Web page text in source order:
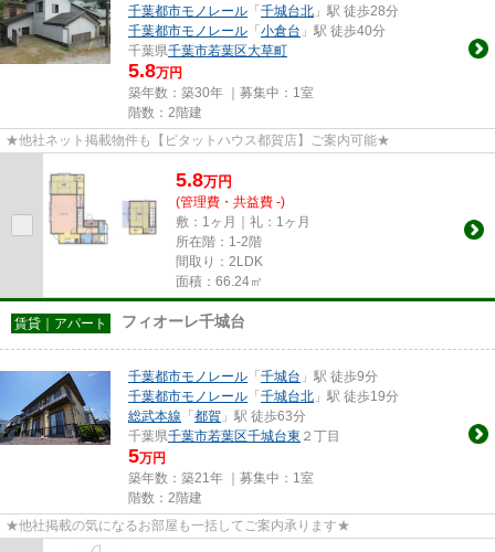
千葉都市モノレール 「 千城台北 」駅 徒歩28分
千葉都市モノレール 「 小倉台 」駅 徒歩40分
千葉県千葉市若葉区大草町
5.8万円
築年数：築30年 ｜募集中： 1室
階数：2階建
★他社ネット掲載物件も【ピタットハウス都賀店】ご案内可能★
5.8万円
(管理費・共益費 -)
敷：1ヶ月｜礼：1ヶ月
所在階：1-2階
間取り：2LDK
面積：66.24㎡
賃貸｜アパート フィオーレ千城台
千葉都市モノレール 「 千城台 」駅 徒歩9分
千葉都市モノレール 「 千城台北 」駅 徒歩19分
総武本線 「 都賀 」駅 徒歩63分
千葉県千葉市若葉区千城台東 ２丁目
5万円
築年数：築21年 ｜募集中： 1室
階数：2階建
★他社掲載の気になるお部屋も一括してご案内承ります★